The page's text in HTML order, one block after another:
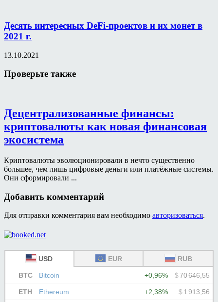
Десять интересных DeFi-проектов и их монет в
2021 г.
13.10.2021
Проверьте также
Децентрализованные финансы:
криптовалюты как новая финансовая
экосистема
Криптовалюты эволюционировали в нечто существенно
большее, чем лишь цифровые деньги или платёжные системы.
Они сформировали ...
Добавить комментарий
Для отправки комментария вам необходимо авторизоваться.